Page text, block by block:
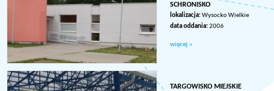
SCHRONISKO
lokalizacja:Wysocko Wielkie
data oddania:2006
więcej »
TARGOWISKO MIEJSKIE